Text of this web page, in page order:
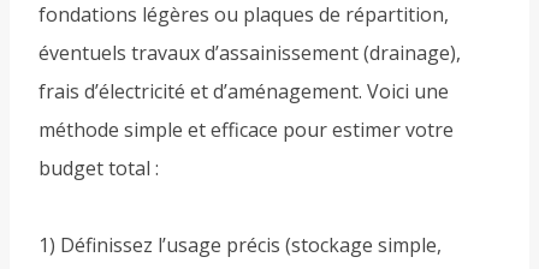
fondations légères ou plaques de répartition,
éventuels travaux d’assainissement (drainage),
frais d’électricité et d’aménagement. Voici une
méthode simple et efficace pour estimer votre
budget total :
1) Définissez l’usage précis (stockage simple,